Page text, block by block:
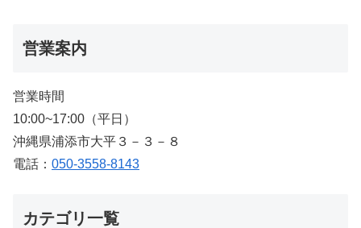
営業案内
営業時間
10:00~17:00（平日）
沖縄県浦添市大平３－３－８
電話： 050-3558-8143
カテゴリ一覧